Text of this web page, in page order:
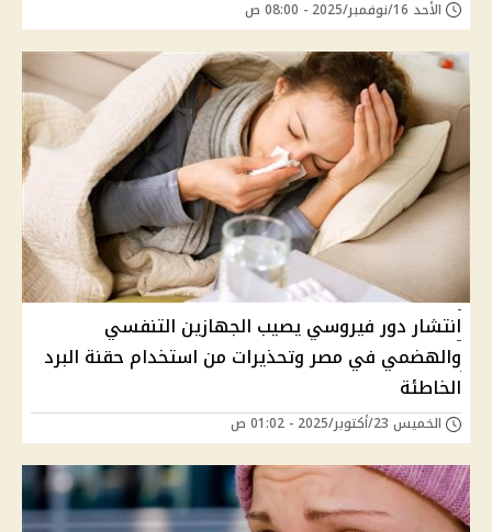
الأحد 16/نوفمبر/2025 - 08:00 ص
انتشار دور فيروسي يصيب الجهازين التنفسي
والهضمي في مصر وتحذيرات من استخدام حقنة البرد
الخاطئة
الخميس 23/أكتوبر/2025 - 01:02 ص